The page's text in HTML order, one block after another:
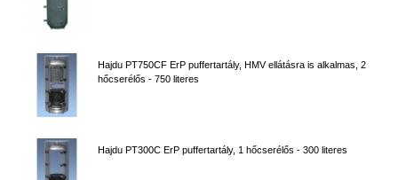
Hajdu PT750CF ErP puffertartály, HMV ellátásra is alkalmas, 2
hőcserélős - 750 literes
Hajdu PT300C ErP puffertartály, 1 hőcserélős - 300 literes